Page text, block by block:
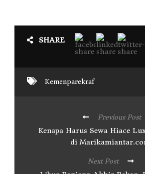
SHARE
Kemenparekraf
Previous Post
Kenapa Harus Sewa Hiace
di
Next Post